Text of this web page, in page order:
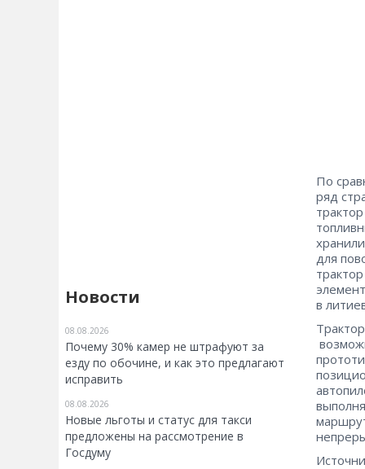
Новости
08.08.2026
Почему 30% камер не штрафуют за
езду по обочине, и как это предлагают
исправить
08.08.2026
Новые льготы и статус для такси
предложены на рассмотрение в
Госдуму
По
ряд
для
в